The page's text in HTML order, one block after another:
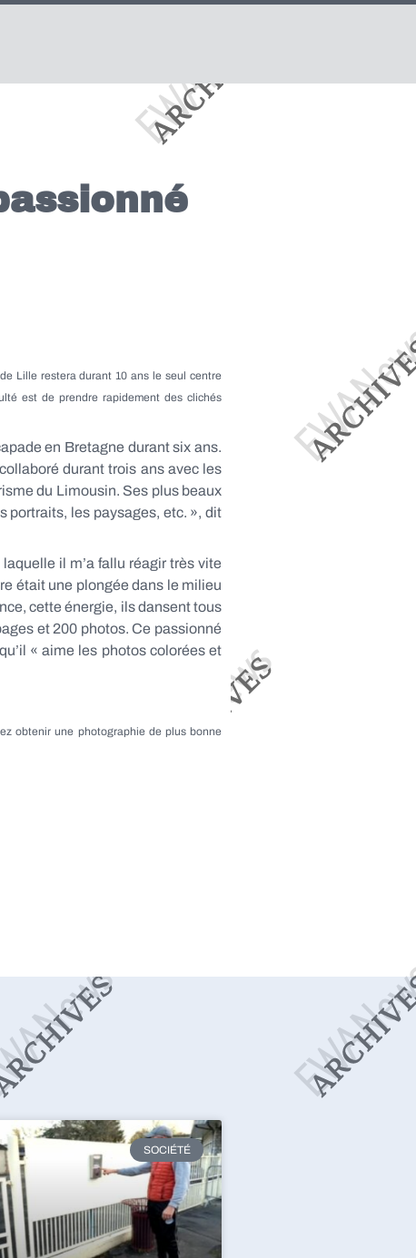
Lille restera durant 10 ans le seul centre
est de prendre rapidement des clichés
en Bretagne durant six ans.
durant trois ans avec les
du Limousin. Ses plus beaux
portraits, les paysages, etc. », dit
il m’a fallu réagir très vite
était une plongée dans le milieu
cette énergie, ils dansent tous
et 200 photos. Ce passionné
« aime les photos colorées et
obtenir une photographie de plus bonne
SOCIÉTÉ